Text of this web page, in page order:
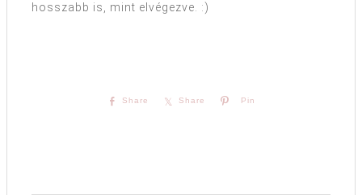
hosszabb is, mint elvégezve. :)
Share Share Pin